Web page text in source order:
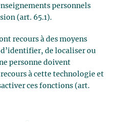
personnels
(art. 65.1).
recours à des moyens
de localiser ou
personne doivent
à cette technologie et
ces fonctions (art.